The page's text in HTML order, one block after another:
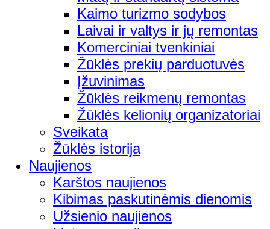
Kaimo turizmo sodybos
Laivai ir valtys ir jų remontas
Komerciniai tvenkiniai
Žūklės prekių parduotuvės
Įžuvinimas
Žūklės reikmenų remontas
Žūklės kelionių organizatoriai
Sveikata
Žūklės istorija
Naujienos
Karštos naujienos
Kibimas paskutinėmis dienomis
Užsienio naujienos